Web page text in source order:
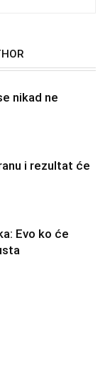
nikad ne
i rezultat će
Evo ko će